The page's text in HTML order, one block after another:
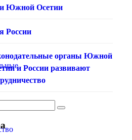
Южной Осетии
России
органы Южной
и России развивают